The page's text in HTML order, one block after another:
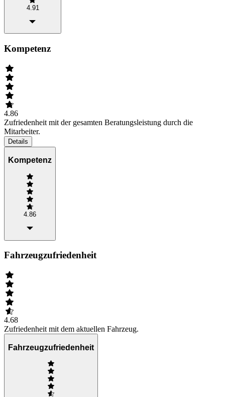
4.91
Kompetenz
4.86
Zufriedenheit mit der gesamten Beratungsleistung durch die
Mitarbeiter.
Details
Kompetenz
4.86
Fahrzeugzufriedenheit
4.68
Zufriedenheit mit dem aktuellen Fahrzeug.
Fahrzeugzufriedenheit